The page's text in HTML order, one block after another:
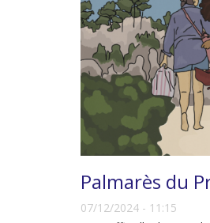
Palmarès du
07/12/2024 - 11:15